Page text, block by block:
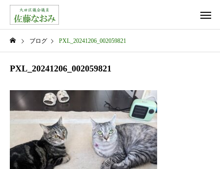
ブログ PXL_20241206_002059821
PXL_20241206_002059821